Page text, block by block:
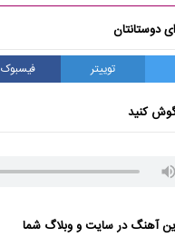
دوستانتان
توییتر فیسبوک
کنید
آهنگ در سایت و وبلاگ شما